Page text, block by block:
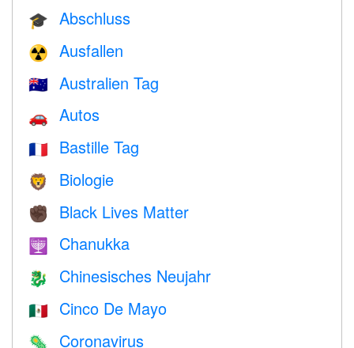
🎓 Abschluss
☢️ Ausfallen
🇦🇺 Australien Tag
🚗 Autos
🇫🇷 Bastille Tag
🦁 Biologie
✊🏿 Black Lives Matter
🕎 Chanukka
🐉 Chinesisches Neujahr
🇲🇽 Cinco De Mayo
🦠 Coronavirus